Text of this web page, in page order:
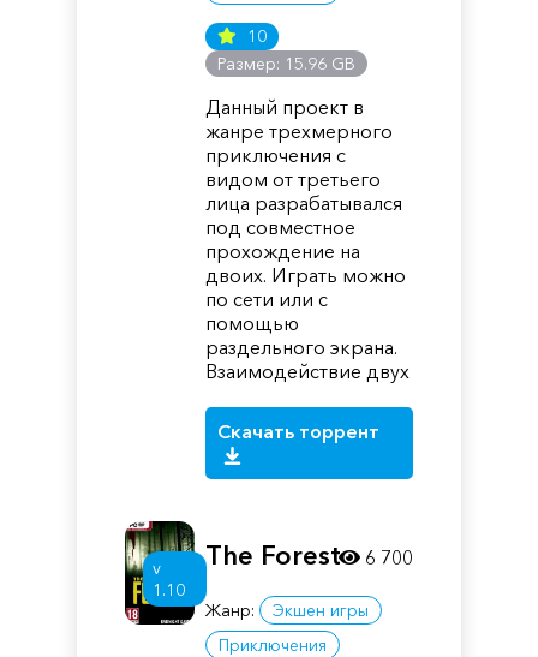
10
Размер: 15.96 GB
Данный проект в
жанре трехмерного
приключения с
видом от третьего
лица разрабатывался
под совместное
прохождение на
двоих. Играть можно
по сети или с
помощью
раздельного экрана.
Взаимодействие двух
Скачать торрент
v
1.10
The Forest
Жанр:
Экшен игры
Приключения
6 700